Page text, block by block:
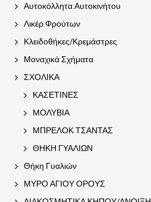
Αυτοκόλλητα Αυτοκινήτου
Λικέρ Φρούτων
Κλειδοθήκες/Κρεμάστρες
Μοναχικά Σχήματα
ΣΧΟΛΙΚΑ
ΚΑΣΕΤΙΝΕΣ
ΜΟΛΥΒΙΑ
ΜΠΡΕΛΟΚ ΤΣΑΝΤΑΣ
ΘΗΚΗ ΓΥΑΛΙΩΝ
Θήκη Γυαλιών
ΜΥΡΟ ΑΓΙΟΥ ΟΡΟΥΣ